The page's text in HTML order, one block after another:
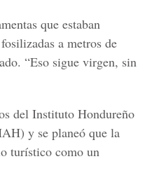
que estaban
a metros de
“Eso sigue virgen, sin
del Instituto Hondureño
y se planeó que la
turístico como un